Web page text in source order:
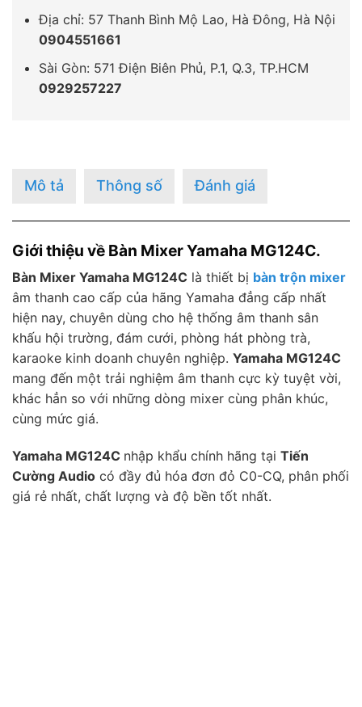
Địa chỉ: 57 Thanh Bình Mộ Lao, Hà Đông, Hà Nội
0904551661
Sài Gòn: 571 Điện Biên Phủ, P.1, Q.3, TP.HCM
0929257227
Mô tả Thông số Đánh giá
Giới thiệu về Bàn Mixer Yamaha MG124C.
Bàn Mixer Yamaha MG124C là thiết bị bàn trộn mixer
âm thanh cao cấp của hãng Yamaha đẳng cấp nhất
hiện nay, chuyên dùng cho hệ thống âm thanh sân
khấu hội trường, đám cưới, phòng hát phòng trà,
karaoke kinh doanh chuyên nghiệp. Yamaha MG124C
mang đến một trải nghiệm âm thanh cực kỳ tuyệt vời,
khác hẳn so với những dòng mixer cùng phân khúc,
cùng mức giá.
Yamaha MG124C nhập khẩu chính hãng tại Tiến
Cường Audio có đầy đủ hóa đơn đỏ C0-CQ, phân phối
giá rẻ nhất, chất lượng và độ bền tốt nhất.